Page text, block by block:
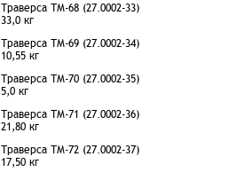
Траверса ТМ-68 (27.0002-33)
33,0 кг
Траверса ТМ-69 (27.0002-34)
10,55 кг
Траверса ТМ-70 (27.0002-35)
5,0 кг
Траверса ТМ-71 (27.0002-36)
21,80 кг
Траверса ТМ-72 (27.0002-37)
17,50 кг